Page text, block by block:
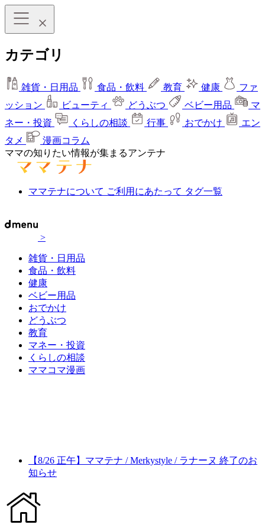
カテゴリ
雑貨・日用品 食品・飲料 教育 健康
ファ
ッション
ビューティ どうぶつ ベビー用品
マ
ネー・投資
くらしの相談 行事 おでかけ
エン
タメ
漫画コラム
ママの知りたい情報が集まるアンテナ
ママテナについて ご利用にあたって タグ一覧
>
雑貨・日用品
食品・飲料
健康
ベビー用品
おでかけ
どうぶつ
教育
マネー・投資
くらしの相談
ママコマ漫画
【8/26 正午】ママテナ / Merkystyle / ラナーヌ 終了のお
知らせ